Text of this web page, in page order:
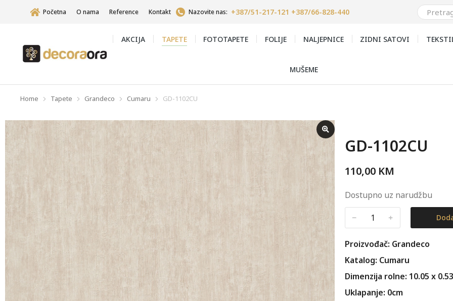
Početna O nama Reference Kontakt Nazovite nas: +387/51-217-121 +387/66-828-440
AKCIJA TAPETE FOTOTAPETE FOLIJE NALJEPNICE ZIDNI SATOVI
MUŠEME
You are here:
Home Tapete Grandeco Cumaru GD-1102CU
GD-1102CU
110,00 KM
Dostupno uz narudžbu
﹣ ﹢
Proizvođač: Grandeco
Katalog: Cumaru
Dimenzija rolne: 10.05 x
Uklapanje: 0cm